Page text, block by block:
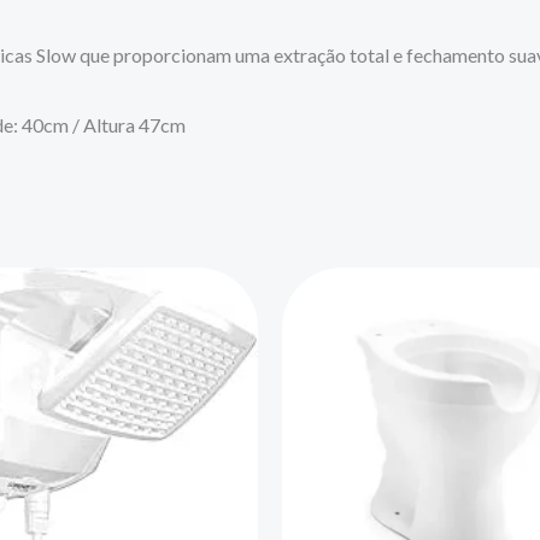
Slow que proporcionam uma extração total e fechamento
40cm / Altura 47cm